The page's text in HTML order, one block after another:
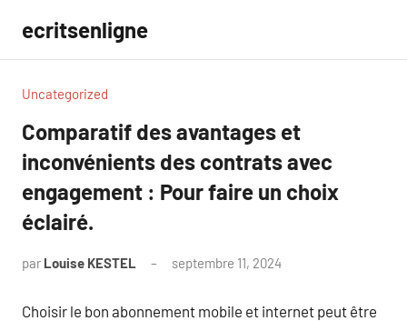
contenu
ecritsenligne
Uncategorized
Comparatif des avantages et
inconvénients des contrats avec
engagement : Pour faire un choix
éclairé.
par Louise KESTEL septembre 11, 2024
Choisir le bon abonnement mobile et internet peut être